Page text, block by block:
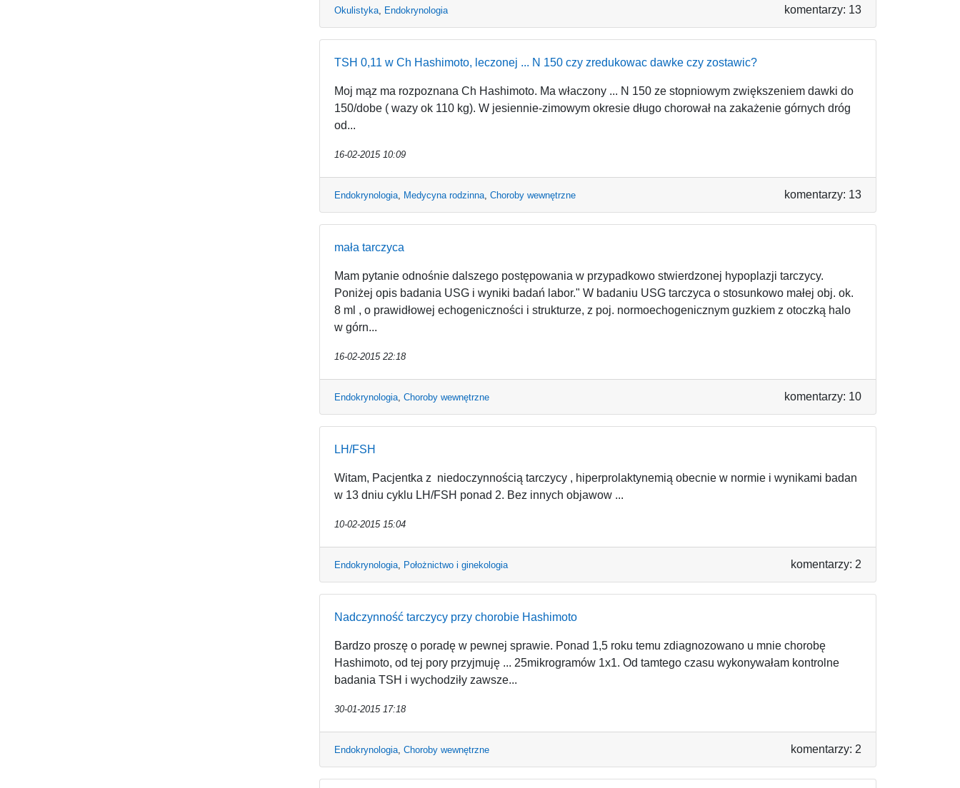
Okulistyka, Endokrynologia komentarzy: 13
TSH 0,11 w Ch Hashimoto, leczonej ... N 150 czy zredukowac dawke czy zostawic?
Moj mąz ma rozpoznana Ch Hashimoto. Ma właczony ... N 150 ze stopniowym zwiększeniem dawki do
150/dobe ( wazy ok 110 kg). W jesiennie-zimowym okresie długo chorował na zakażenie górnych dróg
od...
16-02-2015 10:09
Endokrynologia, Medycyna rodzinna, Choroby wewnętrzne komentarzy: 13
mała tarczyca
Mam pytanie odnośnie dalszego postępowania w przypadkowo stwierdzonej hypoplazji tarczycy.
Poniżej opis badania USG i wyniki badań labor." W badaniu USG tarczyca o stosunkowo małej obj. ok.
8 ml , o prawidłowej echogeniczności i strukturze, z poj. normoechogenicznym guzkiem z otoczką halo
w górn...
16-02-2015 22:18
Endokrynologia, Choroby wewnętrzne komentarzy: 10
LH/FSH
Witam, Pacjentka z niedoczynnością tarczycy , hiperprolaktynemią obecnie w normie i wynikami badan
w 13 dniu cyklu LH/FSH ponad 2. Bez innych objawow ...
10-02-2015 15:04
Endokrynologia, Położnictwo i ginekologia komentarzy: 2
Nadczynność tarczycy przy chorobie Hashimoto
Bardzo proszę o poradę w pewnej sprawie. Ponad 1,5 roku temu zdiagnozowano u mnie chorobę
Hashimoto, od tej pory przyjmuję ... 25mikrogramów 1x1. Od tamtego czasu wykonywałam kontrolne
badania TSH i wychodziły zawsze...
30-01-2015 17:18
Endokrynologia, Choroby wewnętrzne komentarzy: 2